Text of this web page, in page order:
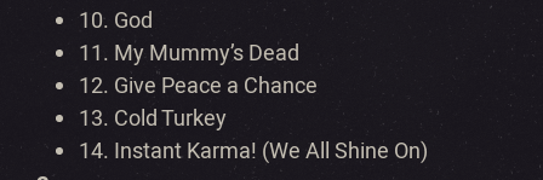
10. God
11. My Mummy’s Dead
12. Give Peace a Chance
13. Cold Turkey
14. Instant Karma! (We All Shine On)